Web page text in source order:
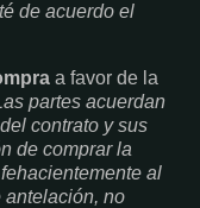
de acuerdo el
a favor de la
partes acuerdan
contrato y sus
de comprar la
al
antelación, no